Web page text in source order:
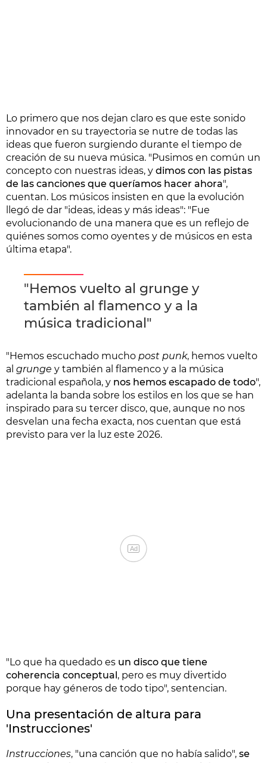
Lo primero que nos dejan claro es que este sonido
innovador en su trayectoria se nutre de todas las
ideas que fueron surgiendo durante el tiempo de
creación de su nueva música. "Pusimos en común un
concepto con nuestras ideas, y dimos con las pistas
de las canciones que queríamos hacer ahora",
cuentan. Los músicos insisten en que la evolución
llegó de dar "ideas, ideas y más ideas": "Fue
evolucionando de una manera que es un reflejo de
quiénes somos como oyentes y de músicos en esta
última etapa".
"Hemos vuelto al grunge y
también al flamenco y a la
música tradicional"
"Hemos escuchado mucho post punk, hemos vuelto
al grunge y también al flamenco y a la música
tradicional española, y nos hemos escapado de todo",
adelanta la banda sobre los estilos en los que se han
inspirado para su tercer disco, que, aunque no nos
desvelan una fecha exacta, nos cuentan que está
previsto para ver la luz este 2026.
Ad
"Lo que ha quedado es un disco que tiene
coherencia conceptual, pero es muy divertido
porque hay géneros de todo tipo", sentencian.
Una presentación de altura para
'Instrucciones'
Instrucciones, "una canción que no había salido", se